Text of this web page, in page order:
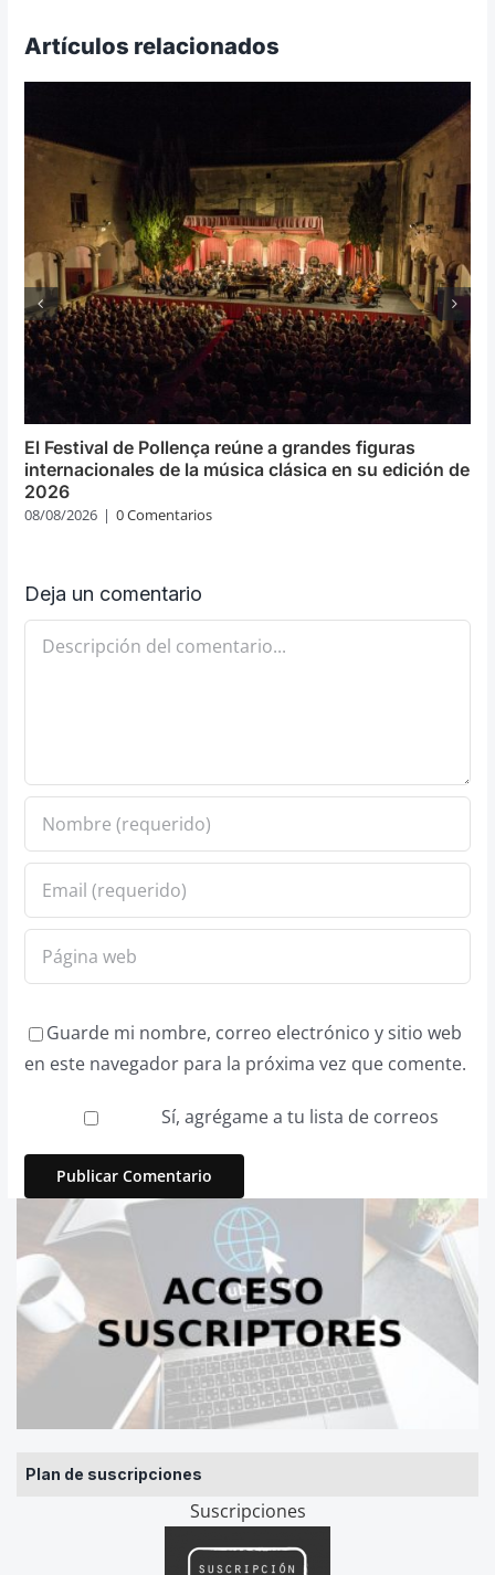
Plan de suscripciones
Suscripciones
Artículos relacionados
El Festival de Pollença reúne a grandes figuras
internacionales de la música clásica en su edición de
2026
08/08/2026 | 0 Comentarios
Deja un comentario
Comentario
Guarde mi nombre, correo electrónico y sitio web
en este navegador para la próxima vez que comente.
Sí, agrégame a tu lista de correos